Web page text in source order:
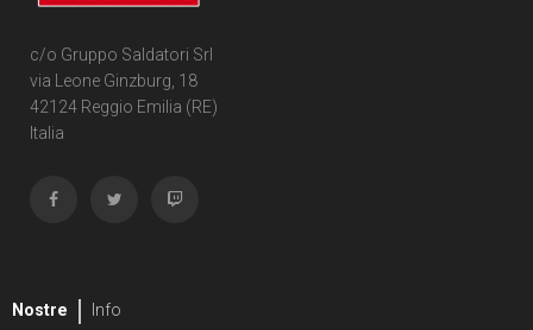
c/o Gruppo Saldatori Srl
via Leone Ginzburg, 18
42124 Reggio Emilia (RE)
Italia
Nostre Info